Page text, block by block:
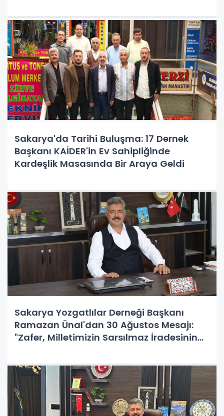
Sakarya'da Tarihi Buluşma: 17 Dernek
Başkanı KAİDER'in Ev Sahipliğinde
Kardeşlik Masasında Bir Araya Geldi
Sakarya Yozgatlılar Derneği Başkanı
Ramazan Ünal'dan 30 Ağustos Mesajı:
"Zafer, Milletimizin Sarsılmaz İradesinin